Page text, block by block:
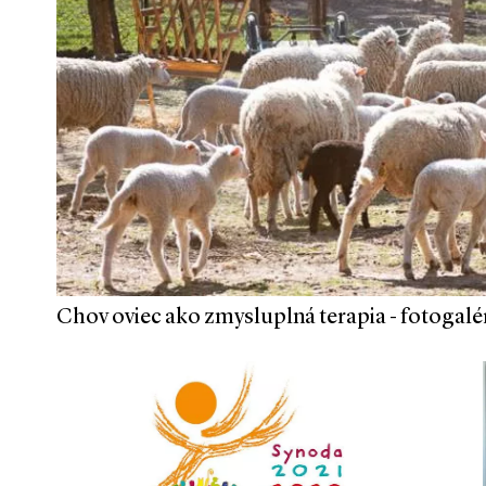
Chov oviec ako zmysluplná terapia -